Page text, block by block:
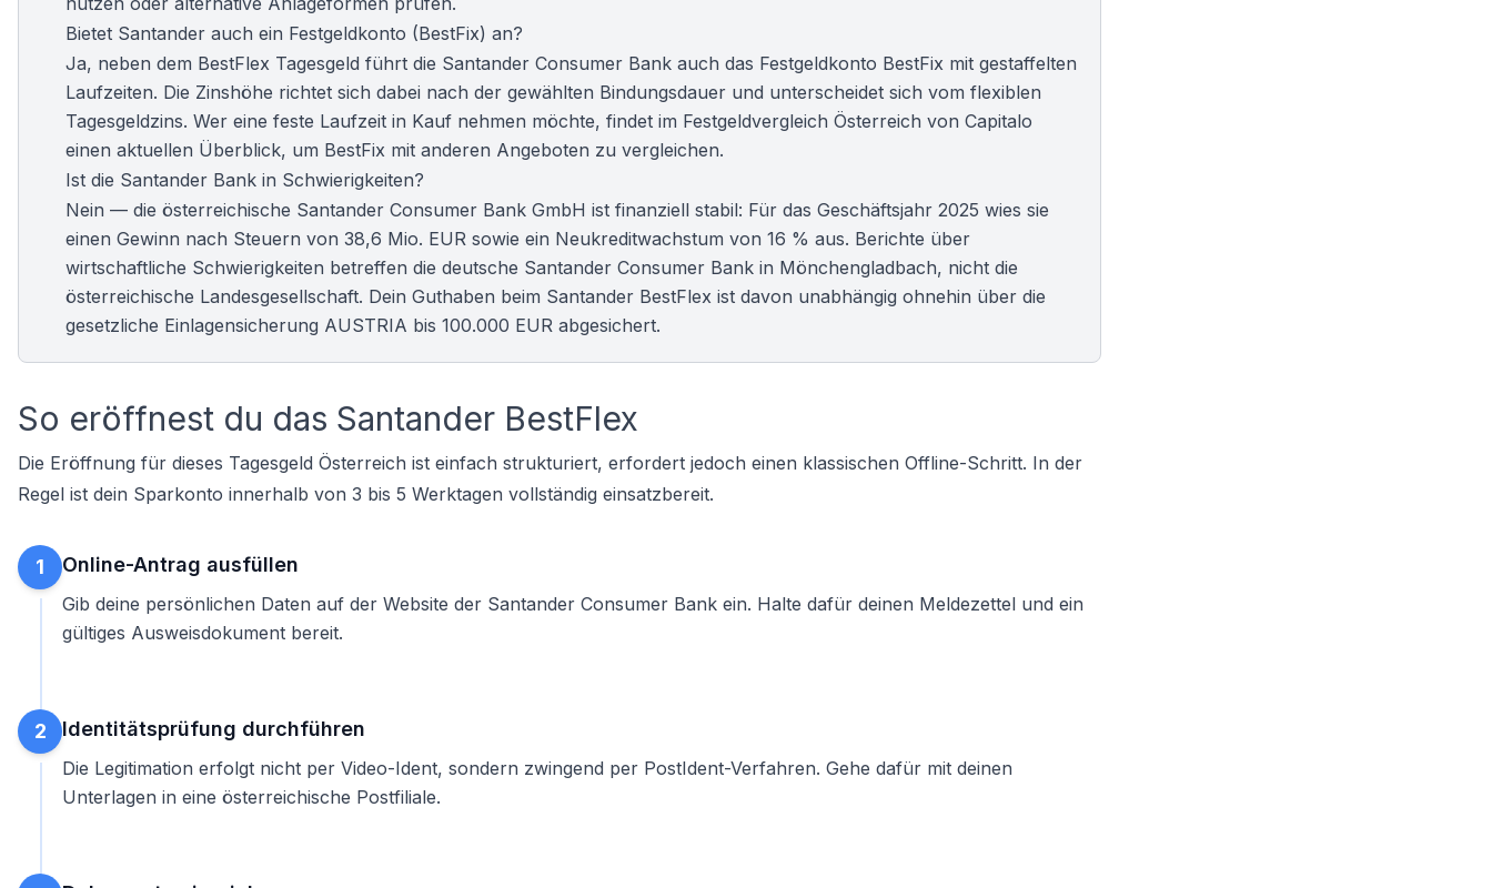
Bietet Santander auch ein Festgeldkonto (BestFix) an?
Ja, neben dem BestFlex Tagesgeld führt die Santander Consumer Bank auch das Festgeldkonto BestFix mit gestaffelten
Laufzeiten. Die Zinshöhe richtet sich dabei nach der gewählten Bindungsdauer und unterscheidet sich vom flexiblen
Tagesgeldzins. Wer eine feste Laufzeit in Kauf nehmen möchte, findet im Festgeldvergleich Österreich von Capitalo
einen aktuellen Überblick, um BestFix mit anderen Angeboten zu vergleichen.
Ist die Santander Bank in Schwierigkeiten?
Nein — die österreichische Santander Consumer Bank GmbH ist finanziell stabil: Für das Geschäftsjahr 2025 wies sie
einen Gewinn nach Steuern von 38,6 Mio. EUR sowie ein Neukreditwachstum von 16 % aus. Berichte über
wirtschaftliche Schwierigkeiten betreffen die deutsche Santander Consumer Bank in Mönchengladbach, nicht die
österreichische Landesgesellschaft. Dein Guthaben beim Santander BestFlex ist davon unabhängig ohnehin über die
gesetzliche Einlagensicherung AUSTRIA bis 100.000 EUR abgesichert.
So eröffnest du das Santander BestFlex
Die Eröffnung für dieses Tagesgeld Österreich ist einfach strukturiert, erfordert jedoch einen klassischen Offline-Schritt. In der
Regel ist dein Sparkonto innerhalb von 3 bis 5 Werktagen vollständig einsatzbereit.
1 Online-Antrag ausfüllen
Gib deine persönlichen Daten auf der Website der Santander Consumer Bank ein. Halte dafür deinen Meldezettel und ein
gültiges Ausweisdokument bereit.
2 Identitätsprüfung durchführen
Die Legitimation erfolgt nicht per Video-Ident, sondern zwingend per PostIdent-Verfahren. Gehe dafür mit deinen
Unterlagen in eine österreichische Postfiliale.